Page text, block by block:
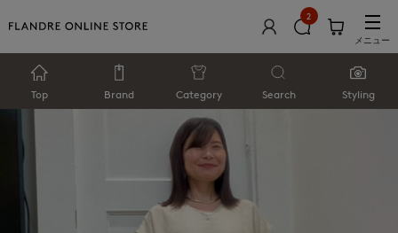
2
メニュー
Top Brand Category Search Styling